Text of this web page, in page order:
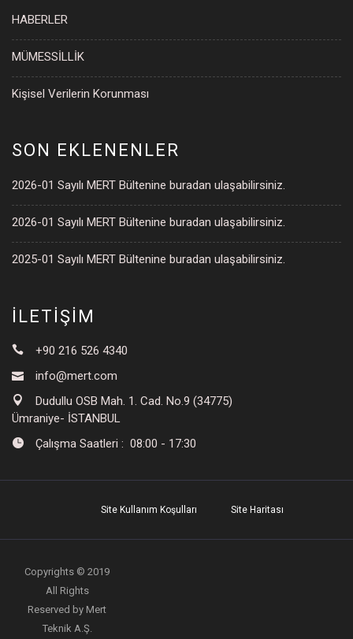
HABERLER
MÜMESSİLLİK
Kişisel Verilerin Korunması
SON EKLENENLER
2026-01 Sayılı MERT Bültenine buradan ulaşabilirsiniz.
2026-01 Sayılı MERT Bültenine buradan ulaşabilirsiniz.
2025-01 Sayılı MERT Bültenine buradan ulaşabilirsiniz.
İLETİŞİM
+90 216 526 4340
info@mert.com
Dudullu OSB Mah. 1. Cad. No.9 (34775)
Ümraniye- İSTANBUL
Çalışma Saatleri : 08:00 - 17:30
Site Kullanım Koşulları Site Haritası
Copyrights © 2019
All Rights
Reserved by Mert
Teknik A.Ş.